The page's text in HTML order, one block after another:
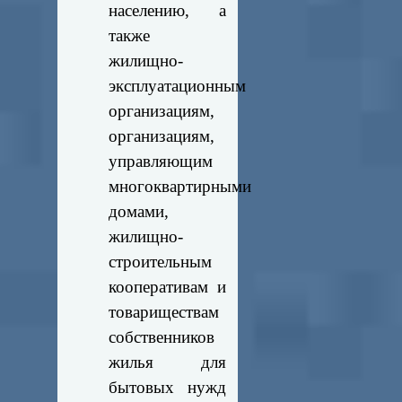
населению, а
также
жилищно-
эксплуатационным
организациям,
организациям,
управляющим
многоквартирными
домами,
жилищно-
строительным
кооперативам и
товариществам
собственников
жилья для
бытовых нужд